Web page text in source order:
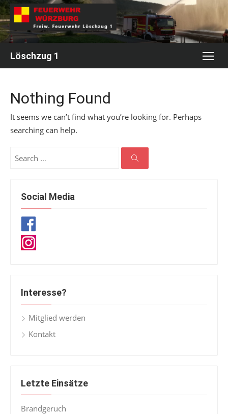
Skip
to
content
Löschzug 1
Nothing Found
It seems we can’t find what you’re looking for. Perhaps
searching can help.
Search
Search
Social Media
Interesse?
Mitglied werden
Kontakt
Letzte Einsätze
Brandgeruch